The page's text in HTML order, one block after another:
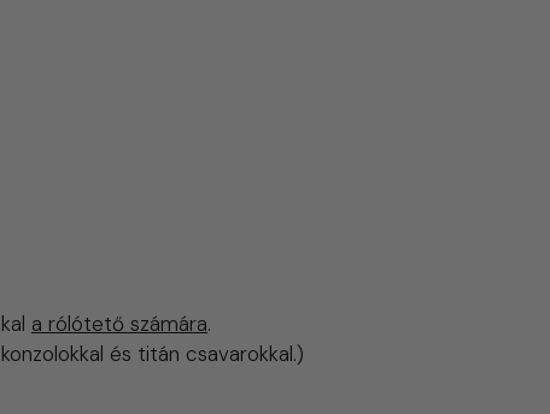
a rólótető számára.
és titán csavarokkal.)